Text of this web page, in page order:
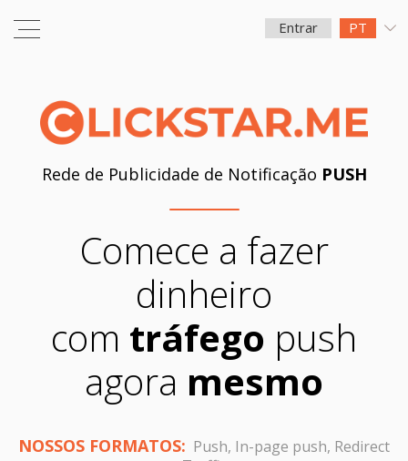
Entrar PT
Rede de Publicidade de Notificação PUSH
Comece a fazer
dinheiro
com tráfego push
agora mesmo
NOSSOS FORMATOS: Push, In-page push, Redirect